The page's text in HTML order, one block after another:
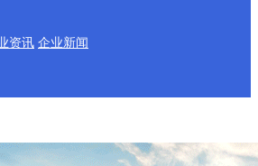
资讯 企业新闻